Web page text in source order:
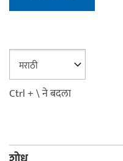
Ctrl + \ ने बदला